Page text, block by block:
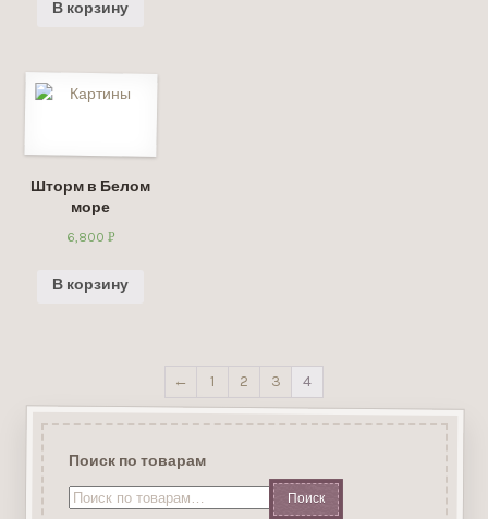
В корзину
Шторм в Белом
море
6,800 Р
В корзину
← 1 2 3 4
Поиск по товарам
Искать: